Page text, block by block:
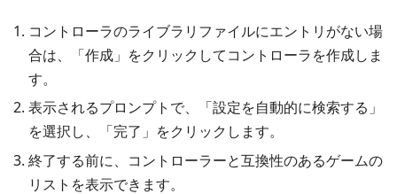
コントローラのライブラリファイルにエントリがない場
合は、「作成」をクリックしてコントローラを作成しま
す。
表示されるプロンプトで、「設定を自動的に検索する」
を選択し、「完了」をクリックします。
終了する前に、コントローラーと互換性のあるゲームの
リストを表示できます。